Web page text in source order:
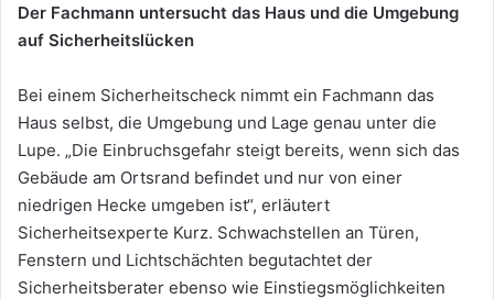
Der Fachmann untersucht das Haus und die Umgebung
auf Sicherheitslücken
Bei einem Sicherheitscheck nimmt ein Fachmann das
Haus selbst, die Umgebung und Lage genau unter die
Lupe. „Die Einbruchsgefahr steigt bereits, wenn sich das
Gebäude am Ortsrand befindet und nur von einer
niedrigen Hecke umgeben ist“, erläutert
Sicherheitsexperte Kurz. Schwachstellen an Türen,
Fenstern und Lichtschächten begutachtet der
Sicherheitsberater ebenso wie Einstiegsmöglichkeiten